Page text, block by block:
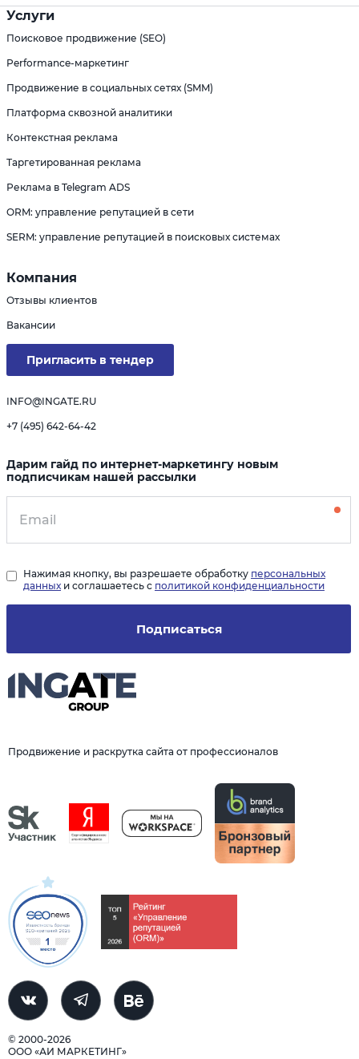
Продвижение и раскрутка сайта от профессионалов
© 2000-2026
ООО «АИ МАРКЕТИНГ»
Услуги
Поисковое продвижение (SEO)
Performance-маркетинг
Продвижение в социальных сетях (SMM)
Платформа сквозной аналитики
Контекстная реклама
Таргетированная реклама
Реклама в Telegram ADS
ORM: управление репутацией в сети
SERM: управление репутацией в поисковых системах
Компания
Отзывы клиентов
Вакансии
Пригласить в тендер
INFO@INGATE.RU
+7 (495) 642-64-42
Дарим гайд по интернет-маркетингу новым
подписчикам нашей рассылки
Подписаться
Нажимая кнопку, вы разрешаете обработку персональных
данных и соглашаетесь с политикой конфиденциальности